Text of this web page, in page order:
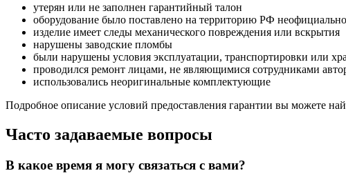
утерян или не заполнен гарантийный талон
оборудование было поставлено на территорию РФ неофициально
изделие имеет следы механического повреждения или вскрытия
нарушены заводские пломбы
были нарушены условия эксплуатации, транспортировки или
проводился ремонт лицами, не являющимися сотрудниками
использовались неоригинальные комплектующие
Подробное описание условий предоставления гарантии вы можете
Часто задаваемые вопросы
В какое время я могу связаться с вами?